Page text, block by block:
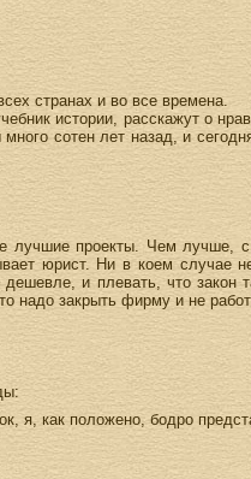
странах и во все времена.
истории, расскажут о
сотен лет назад, и
лучшие проекты. Чем лучше,
юрист. Ни в коем случае
и плевать, что закон
надо закрыть фирму и не
я, как положено, бодро